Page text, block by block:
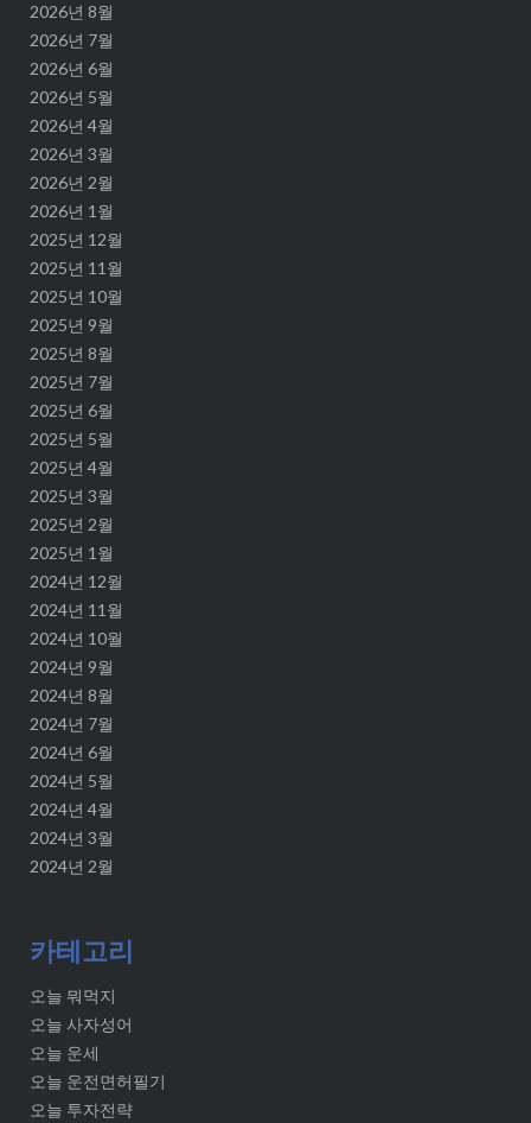
2026년 8월
2026년 7월
2026년 6월
2026년 5월
2026년 4월
2026년 3월
2026년 2월
2026년 1월
2025년 12월
2025년 11월
2025년 10월
2025년 9월
2025년 8월
2025년 7월
2025년 6월
2025년 5월
2025년 4월
2025년 3월
2025년 2월
2025년 1월
2024년 12월
2024년 11월
2024년 10월
2024년 9월
2024년 8월
2024년 7월
2024년 6월
2024년 5월
2024년 4월
2024년 3월
2024년 2월
카테고리
오늘 뭐먹지
오늘 사자성어
오늘 운세
오늘 운전면허필기
오늘 투자전략